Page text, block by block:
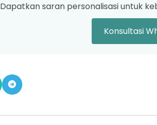
Dapatkan saran personalisasi untuk
Konsultasi